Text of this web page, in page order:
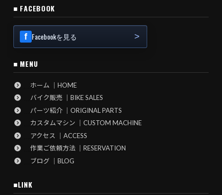
■ FACEBOOK
Facebookを見る
■ MENU
ホーム ｜HOME
バイク販売 ｜BIKE SALES
パーツ紹介 ｜ORIGINAL PARTS
カスタムマシン ｜CUSTOM MACHINE
アクセス ｜ACCESS
作業ご依頼方法 ｜RESERVATION
ブログ ｜BLOG
■LINK